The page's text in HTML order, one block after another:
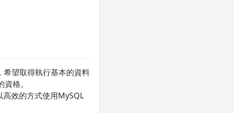
望取得執行基本的資料
格。
效的方式使用MySQL